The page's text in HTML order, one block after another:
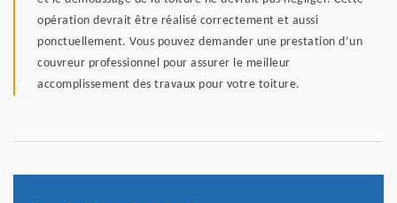
opération devrait être réalisé correctement et aussi
ponctuellement. Vous pouvez demander une prestation d’un
couvreur professionnel pour assurer le meilleur
accomplissement des travaux pour votre toiture.